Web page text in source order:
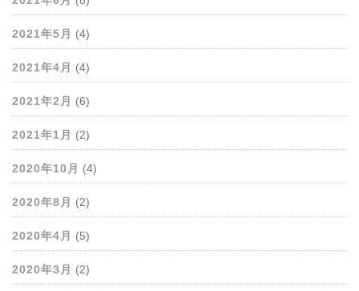
2021年5月 (4)
2021年4月 (4)
2021年2月 (6)
2021年1月 (2)
2020年10月 (4)
2020年8月 (2)
2020年4月 (5)
2020年3月 (2)